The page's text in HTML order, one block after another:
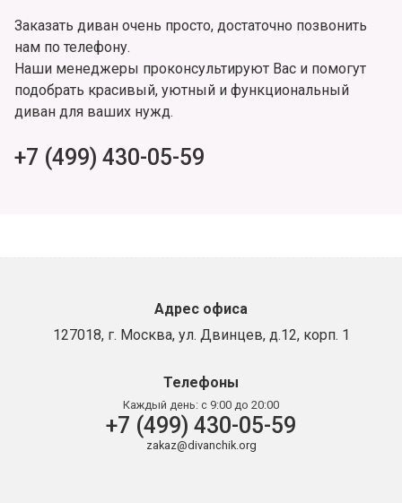
Заказать диван очень просто, достаточно позвонить
нам по телефону.
Наши менеджеры проконсультируют Вас и помогут
подобрать красивый, уютный и функциональный
диван для ваших нужд.
+7 (499) 430-05-59
Адрес офиса
127018, г. Москва, ул. Двинцев, д.12, корп. 1
Телефоны
Каждый день: с 9:00 до 20:00
+7 (499) 430-05-59
zakaz@divanchik.org